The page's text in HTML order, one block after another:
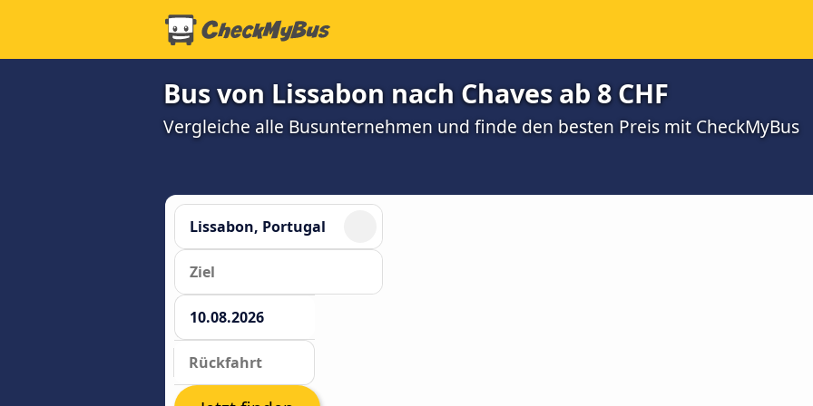
Bus von Lissabon nach Chaves ab 8 CHF
Vergleiche alle Busunternehmen und finde den besten Preis mit CheckMyBus